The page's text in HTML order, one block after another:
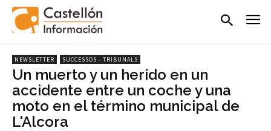
NEWSLETTER SUCCESSOS - TRIBUNALS
Un muerto y un herido en un
accidente entre un coche y una
moto en el término municipal de
L'Alcora